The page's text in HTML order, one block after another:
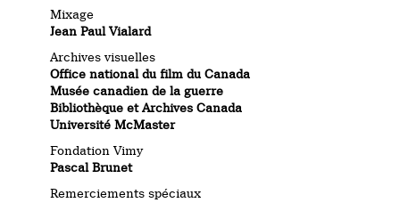
Mixage
Jean Paul Vialard
Archives visuelles
Office national du film du Canada
Musée canadien de la guerre
Bibliothèque et Archives Canada
Université McMaster
Fondation Vimy
Pascal Brunet
Remerciements spéciaux